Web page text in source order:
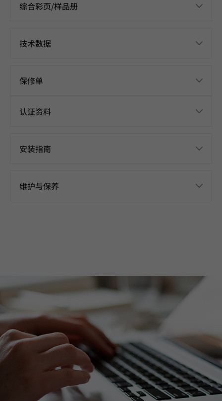
综合彩页/样品册
技术数据
保修单
认证资料
安装指南
维护与保养